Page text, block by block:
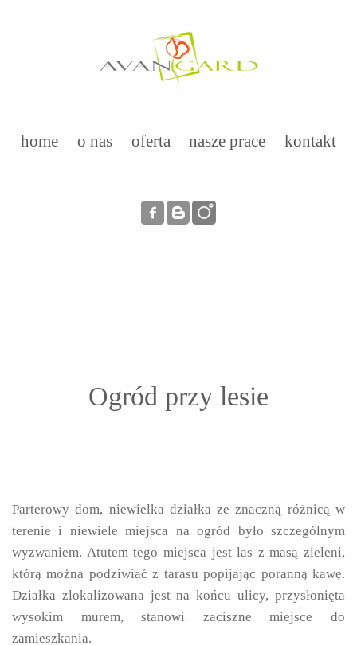
home o nas oferta nasze prace kontakt
Ogród przy lesie
Parterowy dom, niewielka działka ze znaczną różnicą w
terenie i niewiele miejsca na ogród było szczególnym
wyzwaniem. Atutem tego miejsca jest las z masą zieleni,
którą można podziwiać z tarasu popijając poranną kawę.
Działka zlokalizowana jest na końcu ulicy, przysłonięta
wysokim murem, stanowi zaciszne miejsce do
zamieszkania.